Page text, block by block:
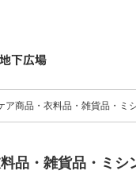
ア商品・衣料品・雑貨品・ミ
品・雑貨品・ミシ